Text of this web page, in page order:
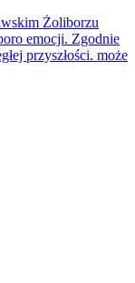
Żoliborzu
emocji. Zgodnie
przyszłości. może